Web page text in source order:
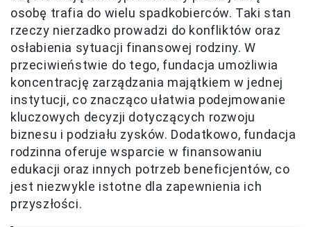
osobę trafia do wielu spadkobierców. Taki stan
rzeczy nierzadko prowadzi do konfliktów oraz
osłabienia sytuacji finansowej rodziny. W
przeciwieństwie do tego, fundacja umożliwia
koncentrację zarządzania majątkiem w jednej
instytucji, co znacząco ułatwia podejmowanie
kluczowych decyzji dotyczących rozwoju
biznesu i podziału zysków. Dodatkowo, fundacja
rodzinna oferuje wsparcie w finansowaniu
edukacji oraz innych potrzeb beneficjentów, co
jest niezwykle istotne dla zapewnienia ich
przyszłości.